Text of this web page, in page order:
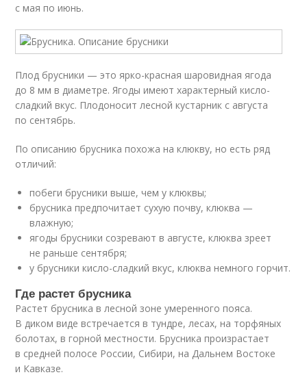
с мая по июнь.
Плод брусники — это ярко-красная шаровидная ягода
до 8 мм в диаметре. Ягоды имеют характерный кисло-
сладкий вкус. Плодоносит лесной кустарник с августа
по сентябрь.
По описанию брусника похожа на клюкву, но есть ряд
отличий:
побеги брусники выше, чем у клюквы;
брусника предпочитает сухую почву, клюква —
влажную;
ягоды брусники созревают в августе, клюква зреет
не раньше сентября;
у брусники кисло-сладкий вкус, клюква немного горчит.
Где растет брусника
Растет брусника в лесной зоне умеренного пояса.
В диком виде встречается в тундре, лесах, на торфяных
болотах, в горной местности. Брусника произрастает
в средней полосе России, Сибири, на Дальнем Востоке
и Кавказе.